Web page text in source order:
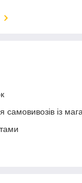
самовивозів із